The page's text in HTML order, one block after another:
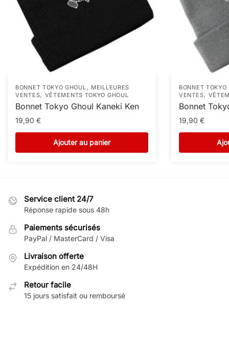
BONNET TOKYO GHOUL , MEILLEURES
VENTES, VÊTEMENTS TOKYO GHOUL
Bonnet Tokyo Ghoul Kaneki Ken
19,90 €
Ajouter au panier
BONNET TOKYO
VENTES,
Bonnet
19,90 €
Service client 24/7
Réponse rapide sous 48h
Paiements sécurisés
PayPal / MasterCard / Visa
Livraison offerte
Expédition en 24/48H
Retour facile
15 jours satisfait ou remboursé